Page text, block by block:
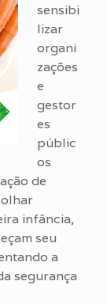
sensibi
lizar
organi
zações
e
gestor
es
públic
os
de
infância,
seu
a
segurança